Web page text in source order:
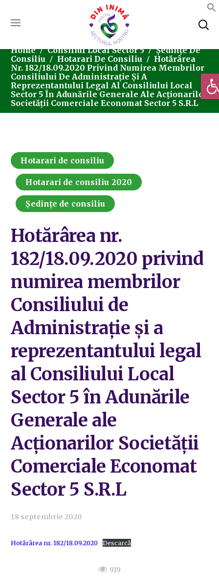
Home Consiliul Local Sector 5
Ședințe De
Consiliu
Hotarari De Consiliu
Hotărârea
Nr. 182/18.09.2020 Privind Numirea Membrilor
Consiliului De Administrație Și A
Reprezentantului Legal Al Consiliului Local
Sector 5 În Adunările Generale Ale Acționarilor
Societății Comerciale Economat Sector 5 S.R.L
Hotarari de consiliu
Hotarari de consiliu 2020
Ședințe de consiliu
Hotărârea nr.
182/18.09.2020 privind
numirea membrilor
Consiliului de
Administrație și a
reprezentantului legal
al Consiliului Local
Sector 5 în Adunările
Generale ale
Acționarilor Societății
Comerciale Economat
Sector 5 S.R.L
18 septembrie 2020
Hotărârea nr. 182/18.09.2020 Descarcă
919